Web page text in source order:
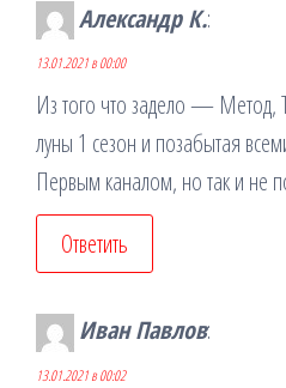
Александр К.:
13.01.2021 в 00:00
Из того что задело — Метод,
луны 1 сезон и позабытая
Первым каналом, но так и не
Ответить
Иван Павлов:
13.01.2021 в 00:02